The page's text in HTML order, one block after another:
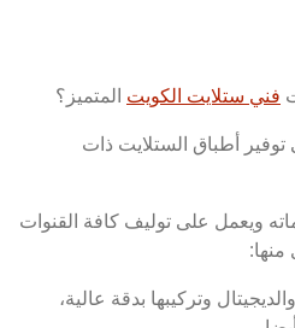
فني ستلايت الكويت المتميز؟
أطباق الستلايت ذات
ويعمل على توليف كافة القنوات
وتركيبها بدقة عالية،